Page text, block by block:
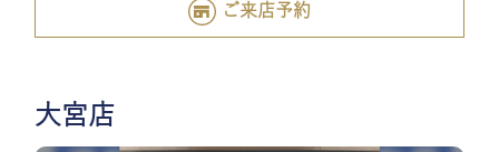
ご来店予約
大宮店